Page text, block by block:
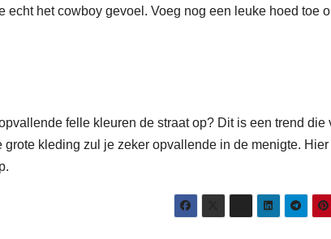
het cowboy gevoel. Voeg nog een leuke hoed toe
felle kleuren de straat op? Dit is een trend die
kleding zul je zeker opvallende in de menigte. Hier